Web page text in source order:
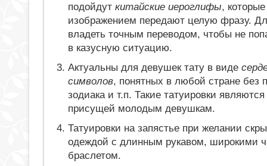
подойдут китайские иероглифы,
изображением передают целую фразу.
владеть точным переводом, чтобы не
в казусную ситуацию.
Актуальны для девушек тату в виде
символов, понятных в любой стране без
зодиака и т.п. Такие татуировки
присущей молодым девушкам.
Татуировки на запястье при желании
одеждой с длинным рукавом, широкими
браслетом.